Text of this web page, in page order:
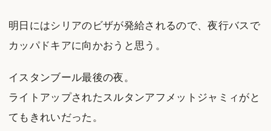
明日にはシリアのビザが発給されるので、夜行バスで
カッパドキアに向かおうと思う。
イスタンブール最後の夜。
ライトアップされたスルタンアフメットジャミィがと
てもきれいだった。